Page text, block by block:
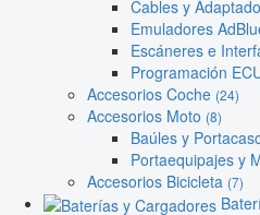
Cables y
Emuladores
Escáneres e
Programación
Accesorios Coche (24)
Accesorios Moto (8)
Baúles y
Portaequipajes y
Accesorios Bicicleta (7)